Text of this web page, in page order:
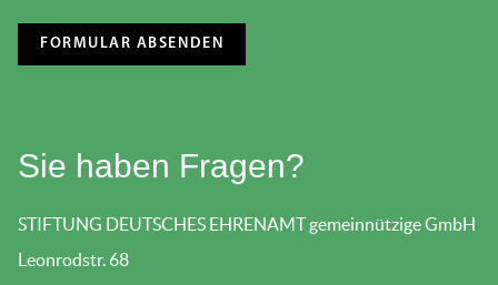
Sie haben Fragen?
STIFTUNG DEUTSCHES EHRENAMT gemeinnützige GmbH
Leonrodstr. 68